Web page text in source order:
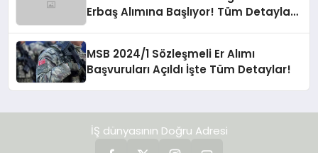
Erbaş Alımına Başlıyor! Tüm Detaylar
MSB 2024/1 Sözleşmeli Er Alımı
Başvuruları Açıldı İşte Tüm Detaylar!
İŞ dünyasının Doğru Adresi